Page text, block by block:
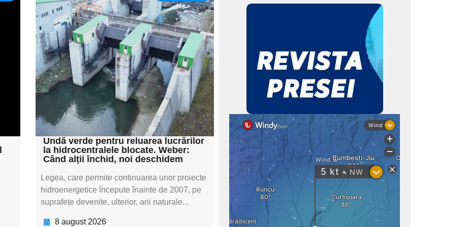
Adaugă aici textul
pentru
subtitluAdaugă aici
textul pentru
subtitluAdaugă aici
textul pentru
subtitluAdaugă aici
textul pentru subti
Undă verde pentru reluarea lucrărilor
la hidrocentralele blocate. Weber:
Când alții închid, noi deschidem
Legea, care permite continuarea unor proiecte
hidroenergetice începute înainte de 2007, pe
suprafețe devenite, ulterior, arii naturale...
8 august 2026